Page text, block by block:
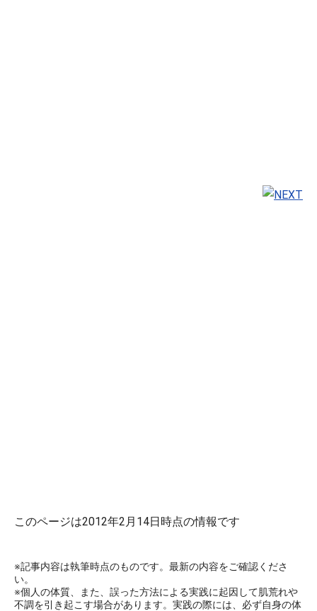
このページは2012年2月14日時点の情報です
※記事内容は執筆時点のものです。最新の内容をご確認くださ
い。
※個人の体質、また、誤った方法による実践に起因して肌荒れや
不調を引き起こす場合があります。実践の際には、必ず自身の体